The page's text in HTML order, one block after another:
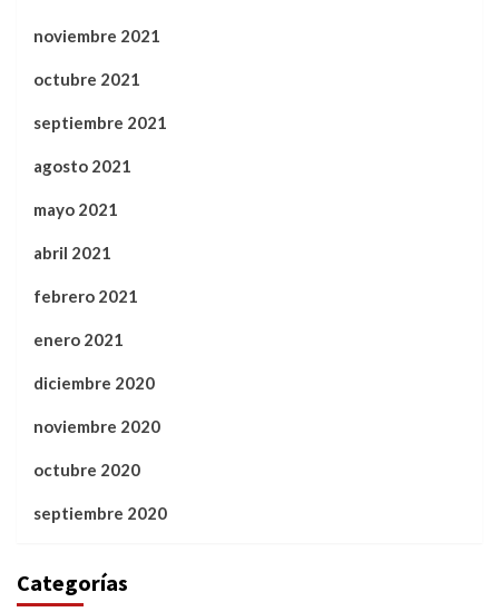
noviembre 2021
octubre 2021
septiembre 2021
agosto 2021
mayo 2021
abril 2021
febrero 2021
enero 2021
diciembre 2020
noviembre 2020
octubre 2020
septiembre 2020
Categorías